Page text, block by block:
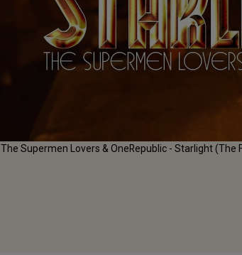
The Supermen Lovers & ‪OneRepublic‬ - Starlight (The